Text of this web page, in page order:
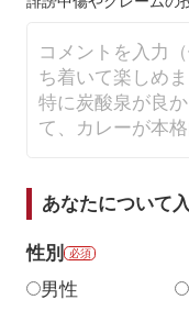
あなたについて
性別 必須
男性